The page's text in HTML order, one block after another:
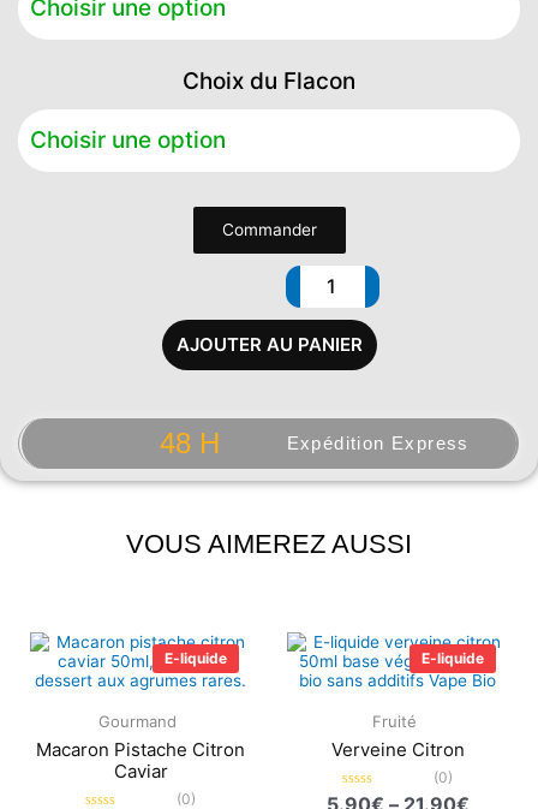
Choix du Flacon
AJOUTER AU PANIER
Commander
48 H Expédition Express
VOUS AIMEREZ AUSSI
E-liquide
Gourmand
Macaron Pistache Citron
Caviar
(0)
de
prix :
5.90€
à
21.90€
E-liquide
Fruité
Verveine Citron
Note
(0)
5.90€ – 21.90€
de
prix :
5.90€
à
21.90€